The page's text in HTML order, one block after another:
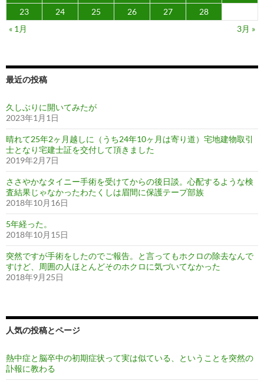
23
24 25 26 27
28
« 1月
3月 »
最近の投稿
久しぶりに開いてみたが
2023年1月1日
晴れて25年2ヶ月越しに（うち24年10ヶ月は寄り道）宅地建物取引
士となり宅建士証を交付して頂きました
2019年2月7日
ささやかなタイニー手術を受けてからの後日談。心配するような検
査結果じゃなかったわたくしは眉間に保護テープ部族
2018年10月16日
5年経った。
2018年10月15日
突然ですが手術をしたのでご報告。と言ってもホクロの除去なんで
すけど、周囲の人ほとんどそのホクロに気づいてなかった
2018年9月25日
人気の投稿とページ
熱中症と脳卒中の初期症状って実は似ている、ということを突然の
訃報に教わる